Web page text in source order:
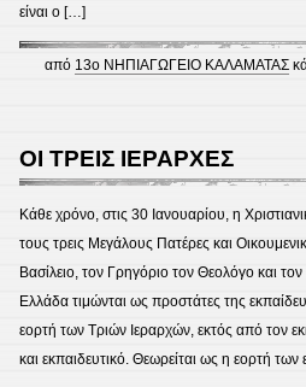
είναι ο […]
από 13ο ΝΗΠΙΑΓΩΓΕΙΟ ΚΑΛΑΜΑΤΑΣ
ΟΙ ΤΡΕΙΣ ΙΕΡΑΡΧΕΣ
Κάθε χρόνο, στις 30 Ιανουαρίου, η
τους τρεις Μεγάλους Πατέρες και
Βασίλειο, τον Γρηγόριο τον Θεολόγο και
Ελλάδα τιμώνται ως προστάτες της
εορτή των Τριών Ιεραρχών, εκτός από τον
και εκπαιδευτικό. Θεωρείται ως η εορτή